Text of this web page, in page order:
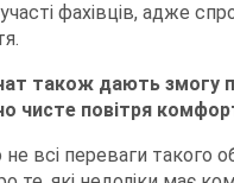
фахівців, адже
також дають
чисте повітря
всі переваги такого